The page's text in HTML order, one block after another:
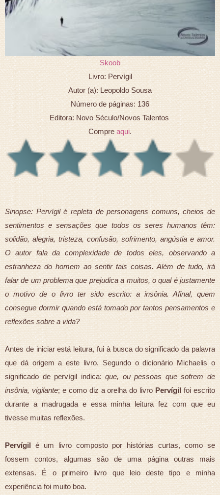
Skoob
Livro: Pervígil
Autor (a): Leopoldo Sousa
Número de páginas: 136
Editora: Novo Século/Novos Talentos
Compreaqui.
Sinopse: Pervígil é repleta de personagens comuns, cheios de
sentimentos e sensações que todos os seres humanos têm:
solidão, alegria, tristeza, confusão, sofrimento, angústia e amor.
O autor fala da complexidade de todos eles, observando a
estranheza do homem ao sentir tais coisas. Além de tudo, irá
falar de um problema que prejudica a muitos, o qual é justamente
o motivo de o livro ter sido escrito: a insônia. Afinal, quem
consegue dormir quando está tomado por tantos pensamentos e
reflexões sobre a vida?
Antes de iniciar está leitura, fui à busca do significado da palavra
que dá origem a este livro. Segundo o dicionário Michaelis o
significado de pervígil indica:que, ou pessoas que sofrem de
insônia, vigilante; e como diz a orelha do livroPervígil foi escrito
durante a madrugada e essa minha leitura fez com que eu
tivesse muitas reflexões.
Pervígil é um livro composto por histórias curtas, como se
fossem contos, algumas são de uma página outras mais
extensas. É o primeiro livro que leio deste tipo e minha
experiência foi muito boa.